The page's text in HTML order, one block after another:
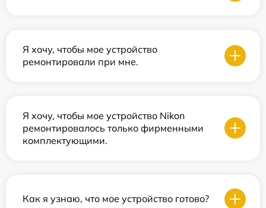
Я хочу, чтобы мое устройство
ремонтировали при мне.
Я хочу, чтобы мое устройство Nikon
ремонтировалось только фирменными
комплектующими.
Как я узнаю, что мое устройство готово?